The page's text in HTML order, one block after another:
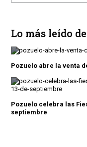
Lo más leído
Pozuelo abre la venta
Pozuelo celebra las
septiembre